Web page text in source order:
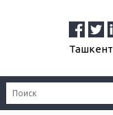
Ташкент